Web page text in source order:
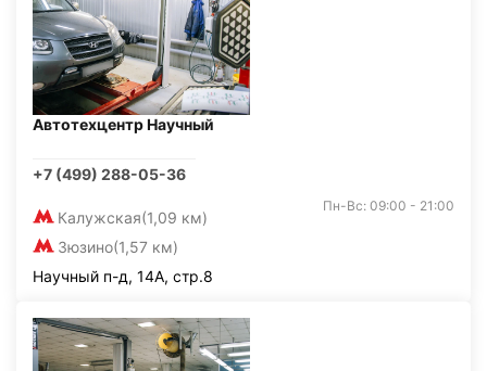
Автотехцентр Научный
+7 (499) 288-05-36
Калужская(1,09 км)
Зюзино(1,57 км)
Пн-Вс: 09:00 - 21:00
Научный п-д, 14А, стр.8